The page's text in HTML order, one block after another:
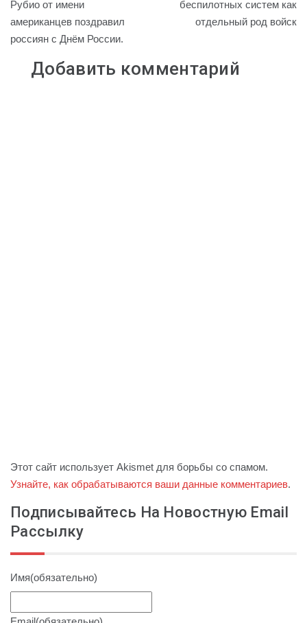
n
k
a
s
s
n
u
a
m
по
записям
Рубио от имени
американцев поздравил
россиян с Днём России.
беспилотных систем как
отдельный род войск
Добавить комментарий
Этот сайт использует Akismet для борьбы со спамом.
Узнайте, как обрабатываются ваши данные комментариев.
Подписывайтесь На Новостную Email
Рассылку
Имя(обязательно)